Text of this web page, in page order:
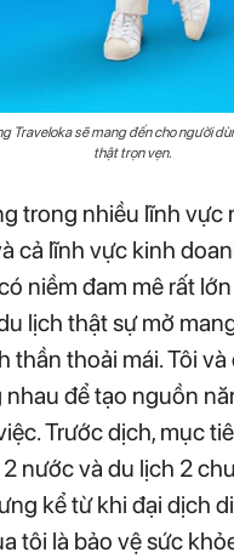
Traveloka sẽ mang đến cho người
thật trọn vẹn.
trong nhiều lĩnh vực
cả lĩnh vực kinh
niềm đam mê rất
lịch thật sự mở
thần thoải mái. Tôi
để tạo nguồn
Trước dịch, mục
nước và du lịch 2
kể từ khi đại dịch
tôi là bảo vệ sức